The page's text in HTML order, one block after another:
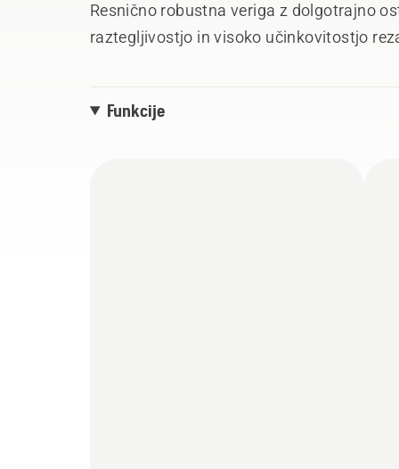
Resnično robustna veriga z dolgotrajno
raztegljivostjo in visoko učinkovitostjo
Funkcije